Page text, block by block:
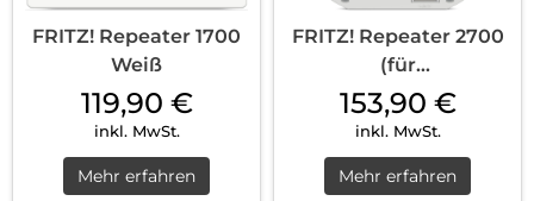
FRITZ! Repeater 1700
Weiß
119,90 €
inkl. MwSt.
Mehr erfahren
FRITZ! Repeater 2700
(für
Tarifvermarktung)
Weiß
153,90 €
inkl. MwSt.
Mehr erfahren